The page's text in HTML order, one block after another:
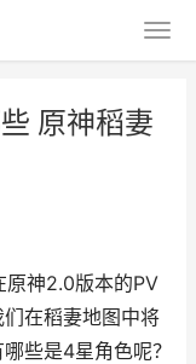
原神稻妻
原神2.0版本的PV
在稻妻地图中将
些是4星角色呢？